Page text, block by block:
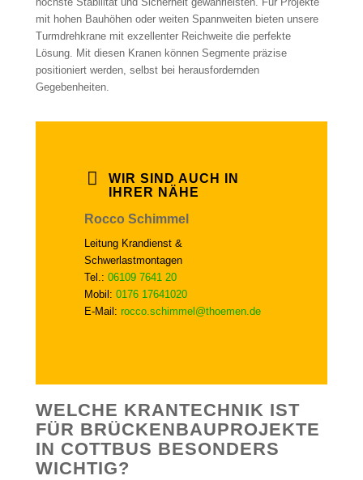
mit hohen Bauhöhen oder weiten Spannweiten bieten unsere
Turmdrehkrane mit exzellenter Reichweite die perfekte
Lösung. Mit diesen Kranen können Segmente präzise
positioniert werden, selbst bei herausfordernden
Gegebenheiten.
WIR SIND AUCH IN
IHRER NÄHE
Rocco Schimmel
Leitung Krandienst &
Schwerlastmontagen
Tel.: 06109 7641 20
Mobil: 0176 17641020
E-Mail: rocco.schimmel@thoemen.de
WELCHE KRANTECHNIK IST
FÜR BRÜCKENBAUPROJEKTE
IN COTTBUS BESONDERS
WICHTIG?